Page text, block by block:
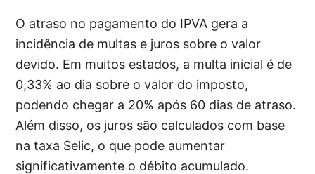
O atraso no pagamento do IPVA gera a
incidência de multas e juros sobre o valor
devido. Em muitos estados, a multa inicial é de
0,33% ao dia sobre o valor do imposto,
podendo chegar a 20% após 60 dias de atraso.
Além disso, os juros são calculados com base
na taxa Selic, o que pode aumentar
significativamente o débito acumulado.